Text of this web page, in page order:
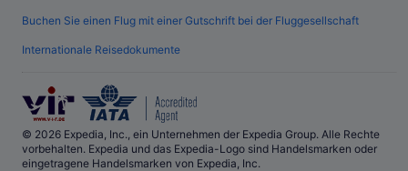
Buchen Sie einen Flug mit einer Gutschrift bei der Fluggesellschaft
Internationale Reisedokumente
© 2026 Expedia, Inc., ein Unternehmen der Expedia Group. Alle Rechte
vorbehalten. Expedia und das Expedia-Logo sind Handelsmarken oder
eingetragene Handelsmarken von Expedia, Inc.